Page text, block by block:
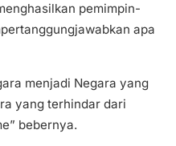
pemimpin-
apa
menjadi Negara yang
yang terhindar dari
bebernya.